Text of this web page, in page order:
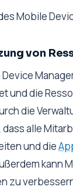
Mobile
von
und die
die
alle
und die
kann
zu